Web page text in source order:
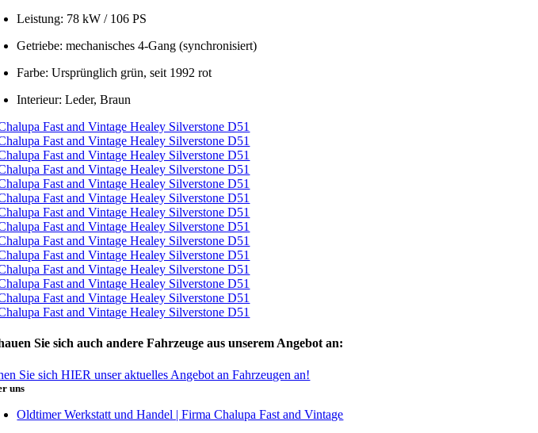
Leistung: 78 kW / 106 PS
Getriebe: mechanisches 4-Gang (synchronisiert)
Farbe: Ursprünglich grün, seit 1992 rot
Interieur: Leder, Braun
Sie sich auch andere Fahrzeuge aus unserem Angebot an:
Sie sich HIER unser aktuelles Angebot an Fahrzeugen an!
uns
Oldtimer Werkstatt und Handel | Firma Chalupa Fast and Vintage